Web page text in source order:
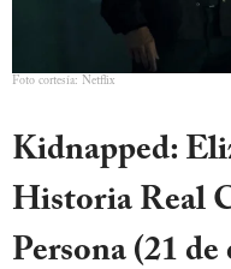
Foto cortesía: Netflix
Kidnapped:
Historia Real
Persona (21 de